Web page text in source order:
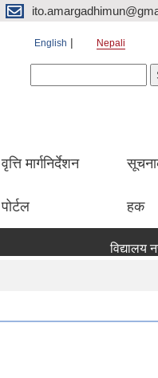
English Nepali
वृत्ति मार्गनिर्देशन
पोर्टल हक
विद्यालय